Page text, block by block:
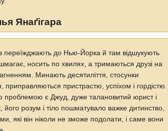
Янаґігара
переїжджають до Нью-Йорка й там відшукують
носить по хвилях, а тримаються друзі на
Минають десятиліття, стосунки
пристрастю, успіхом і гордістю.
проблемою є Джуд, дуже талановитий юрист і
розум і тіло пошматувало важке дитинство,
які він ніколи не зможе подолати, і саме вони